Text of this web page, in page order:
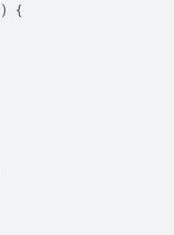
)
{